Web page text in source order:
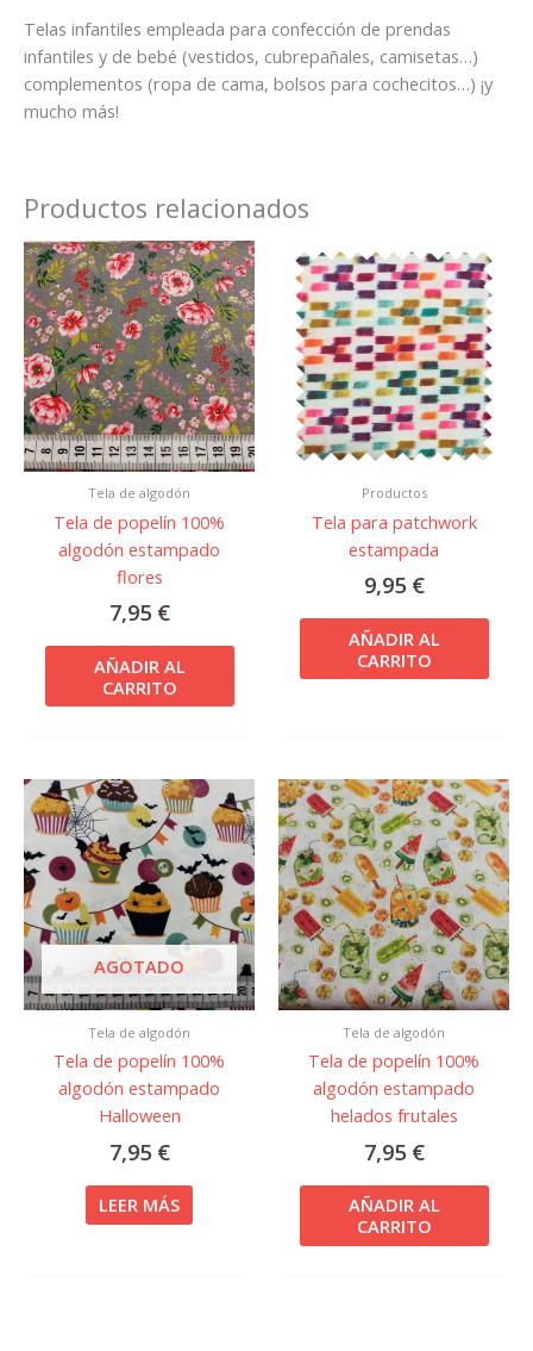
Telas infantiles empleada para confección de prendas
infantiles y de bebé (vestidos, cubrepañales, camisetas…)
complementos (ropa de cama, bolsos para cochecitos…) ¡y
mucho más!
Productos relacionados
Tela de algodón
Tela de popelín 100%
algodón estampado
flores
7,95 €
AÑADIR AL
CARRITO
Productos
Tela para patchwork
estampada
9,95 €
AÑADIR AL
CARRITO
AGOTADO
Tela de algodón
Tela de popelín 100%
algodón estampado
Halloween
7,95 €
LEER MÁS
Tela de algodón
Tela de popelín 100%
algodón estampado
helados frutales
7,95 €
AÑADIR AL
CARRITO